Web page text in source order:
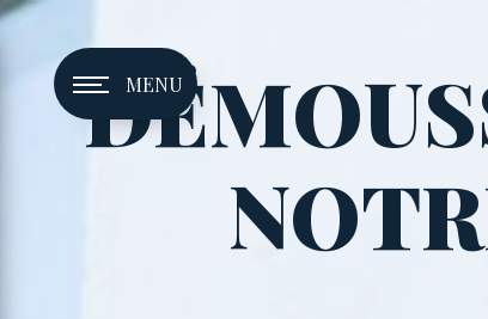
MENU
Panneau de gestion des cookies